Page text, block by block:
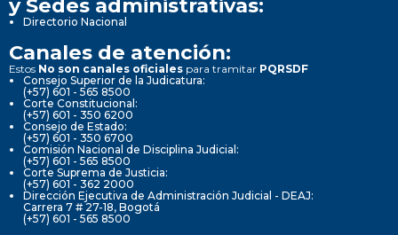
y Sedes administrativas:
Directorio Nacional
Canales de atención:
Estos No son canales oficiales para tramitar PQRSDF
Consejo Superior de la Judicatura:
(+57) 601 - 565 8500
Corte Constitucional:
(+57) 601 - 350 6200
Consejo de Estado:
(+57) 601 - 350 6700
Comisión Nacional de Disciplina Judicial:
(+57) 601 - 565 8500
Corte Suprema de Justicia:
(+57) 601 - 362 2000
Dirección Ejecutiva de Administración Judicial - DEAJ:
Carrera 7 # 27-18, Bogotá
(+57) 601 - 565 8500